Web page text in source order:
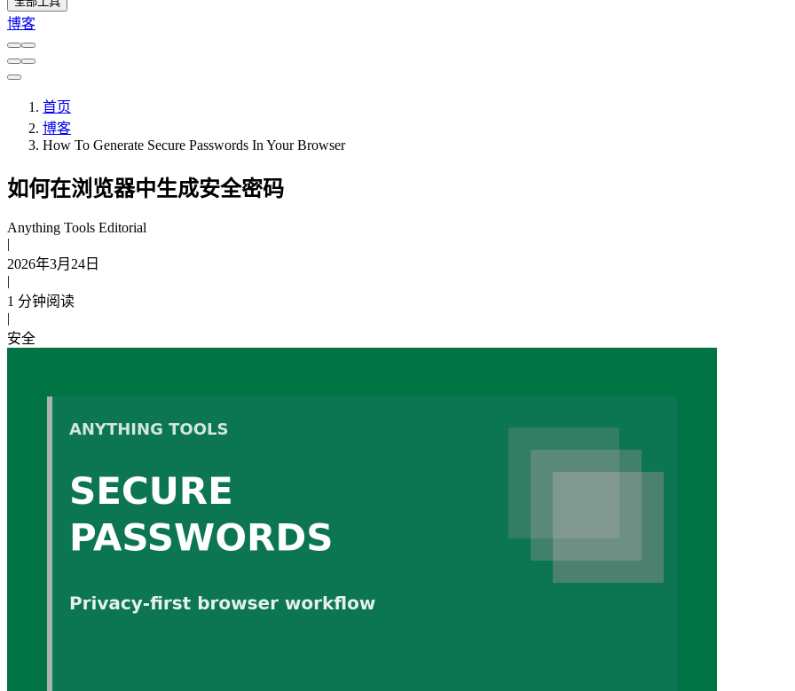
博客
首页
博客
How To Generate Secure Passwords In Your Browser
如何在浏览器中生成安全密码
Anything Tools Editorial
|
2026年3月24日
|
1 分钟阅读
|
安全